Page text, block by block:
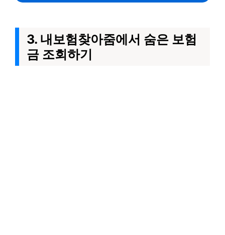
3. 내보험찾아줌에서 숨은 보험
금 조회하기